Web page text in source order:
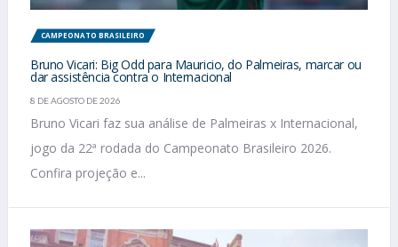
CAMPEONATO BRASILEIRO
Bruno Vicari: Big Odd para Mauricio, do Palmeiras, marcar ou
dar assistência contra o Internacional
8 DE AGOSTO DE 2026
Bruno Vicari faz sua análise de Palmeiras x Internacional,
jogo da 22ª rodada do Campeonato Brasileiro 2026.
Confira projeção e...